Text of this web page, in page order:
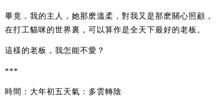
畢竟，我的主人，她那麽溫柔，對我又是那麽關心照顧，
在打工貓咪的世界裏，可以算作是全天下最好的老板。
這樣的老板，我怎能不愛？
***
時間：大年初五天氣：多雲轉陰